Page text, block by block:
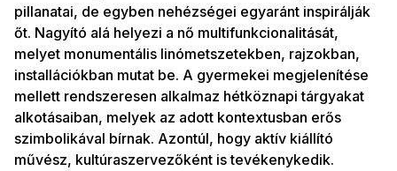
pillanatai, de egyben nehézségei egyaránt inspirálják
őt. Nagyító alá helyezi a nő multifunkcionalitását,
melyet monumentális linómetszetekben, rajzokban,
installációkban mutat be. A gyermekei megjelenítése
mellett rendszeresen alkalmaz hétköznapi tárgyakat
alkotásaiban, melyek az adott kontextusban erős
szimbolikával bírnak. Azontúl, hogy aktív kiállító
művész, kultúraszervezőként is tevékenykedik.